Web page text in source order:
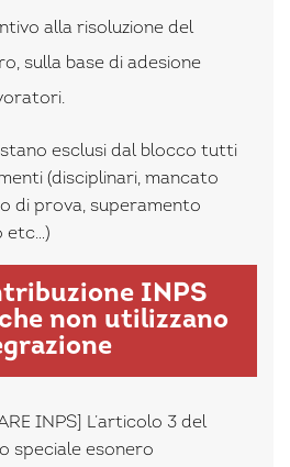
alla risoluzione del
sulla base di adesione
esclusi dal blocco tutti
(disciplinari, mancato
di prova, superamento
etc…)
INPS
non utilizzano
INPS] L’articolo 3 del
speciale esonero